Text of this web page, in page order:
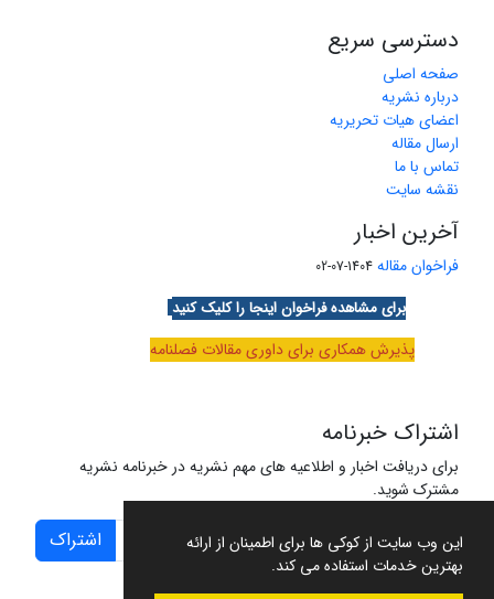
این وب سایت از کوکی ها برای اطمینان از ارائه
بهترین خدمات استفاده می کند.
دسترسی سریع
صفحه اصلی
درباره نشریه
اعضای هیات تحریریه
ارسال مقاله
تماس با ما
نقشه سایت
آخرین اخبار
فراخوان مقاله 1404-07-02
برای مشاهده فراخوان اینجا را کلیک کنید
پذیرش همکاری برای داوری مقالات فصلنامه
اشتراک خبرنامه
برای دریافت اخبار و اطلاعیه های مهم نشریه در خبرنامه نشریه
مشترک شوید.
اشتراک